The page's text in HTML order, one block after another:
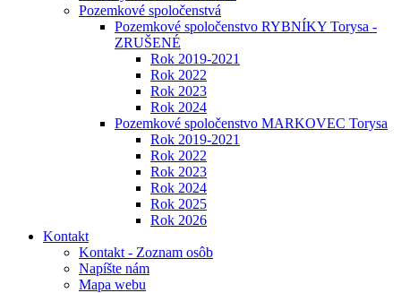
Pozemkové spoločenstvá
Pozemkové spoločenstvo RYBNÍKY Torysa -
ZRUŠENÉ
Rok 2019-2021
Rok 2022
Rok 2023
Rok 2024
Pozemkové spoločenstvo MARKOVEC Torysa
Rok 2019-2021
Rok 2022
Rok 2023
Rok 2024
Rok 2025
Rok 2026
Kontakt
Kontakt - Zoznam osôb
Napíšte nám
Mapa webu